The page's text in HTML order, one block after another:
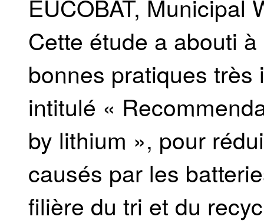
EUCOBAT, Municipal
Cette étude a abouti
bonnes pratiques
intitulé «
by lithium », pour
causés par les
filière du tri et du